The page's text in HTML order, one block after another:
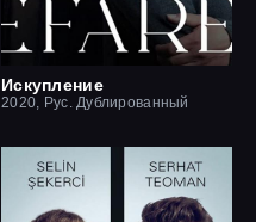
Искупление
2020, Рус. Дублированный